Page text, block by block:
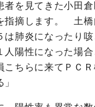
を見てきた小田倉
指摘します。 土橋
は肺炎になったり
人陽性になった場
こちらに来てＰＣ